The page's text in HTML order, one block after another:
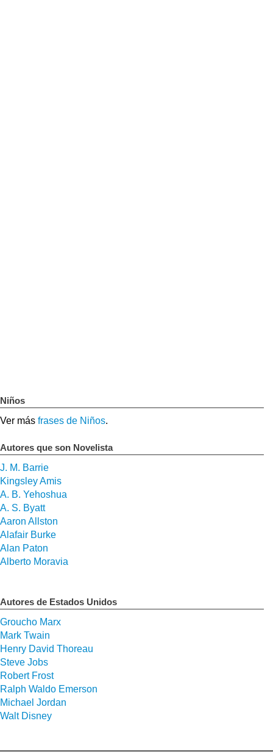
Niños
Ver más frases de Niños.
Autores que son Novelista
J. M. Barrie
Kingsley Amis
A. B. Yehoshua
A. S. Byatt
Aaron Allston
Alafair Burke
Alan Paton
Alberto Moravia
Autores de Estados Unidos
Groucho Marx
Mark Twain
Henry David Thoreau
Steve Jobs
Robert Frost
Ralph Waldo Emerson
Michael Jordan
Walt Disney